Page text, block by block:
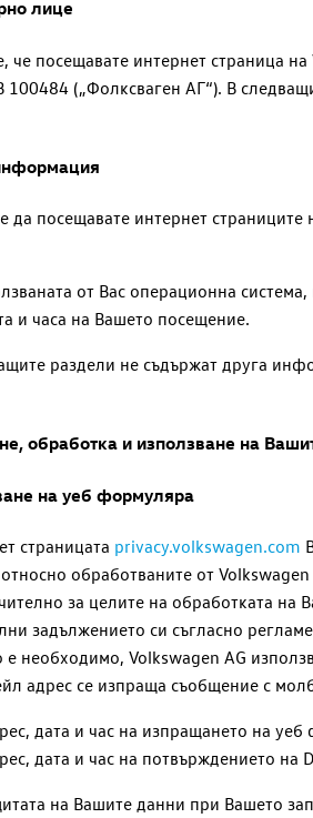
лице
че посещавате интернет страница на
100484 („Фолксваген АГ“). В
да посещавате интернет страниците
от Вас операционна
и часа на Вашето посещение.
раздели не съдържат друга
обработка и използване на
на уеб формуляра
страницата privacy.volkswagen.com
обработваните от Volkswagen
за целите на обработката
задължението си съгласно
е необходимо, Volkswagen AG
адрес се изпраща съобщение с
дата и час на изпращането на
дата и час на потвърждението
на Вашите данни при Вашето